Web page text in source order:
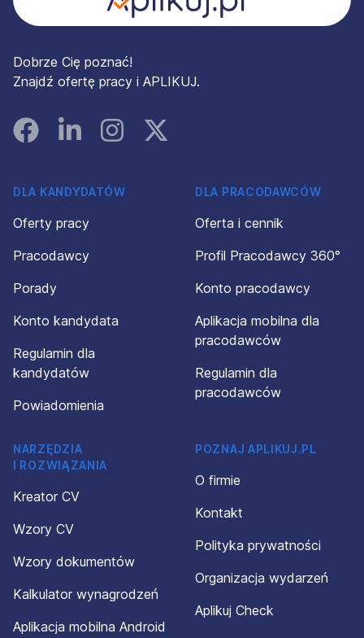
Dobrze Cię poznać!
Znajdź ofertę pracy i APLIKUJ.
FacebookLinked InInstagramInstagram
DLA KANDYDATÓW
Oferty pracy
Pracodawcy
Porady
Konto kandydata
Regulamin dla
kandydatów
Powiadomienia
DLA PRACODAWCÓW
Oferta i cennik
Profil Pracodawcy 360°
Konto pracodawcy
Aplikacja mobilna dla
pracodawców
Regulamin dla
pracodawców
NARZĘDZIA
I ROZWIĄZANIA
Kreator CV
Wzory CV
Wzory dokumentów
Kalkulator wynagrodzeń
Aplikacja mobilna Android
POZNAJ APLIKUJ.PL
O firmie
Kontakt
Polityka prywatności
Organizacja wydarzeń
Aplikuj Check